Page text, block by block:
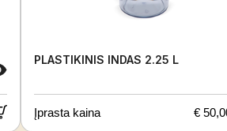
PLASTIKINIS INDAS 2.25 L
Įprasta kaina €